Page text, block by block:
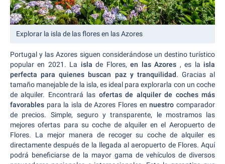
Explorar la isla de las flores en las Azores
Portugal y las Azores siguen considerándose un destino turístico
popular en 2021. La islade Flores,en las Azores , es la isla
perfecta para quienes buscan paz y tranquilidad. Gracias al
tamaño manejable de la isla, es ideal para explorarla con un coche
de alquiler. Encontrará las ofertas de alquiler de coches más
favorables para la isla de Azores Flores ennuestro comparador
de precios. Simple, seguro y transparente, le mostramos las
mejores ofertas para su coche de alquiler en el Aeropuerto de
Flores. La mejor manera de recoger su coche de alquiler es
directamente después de la llegada al aeropuerto de Flores. Aquí
podrá beneficiarse de la mayor gama de vehículos de diversos